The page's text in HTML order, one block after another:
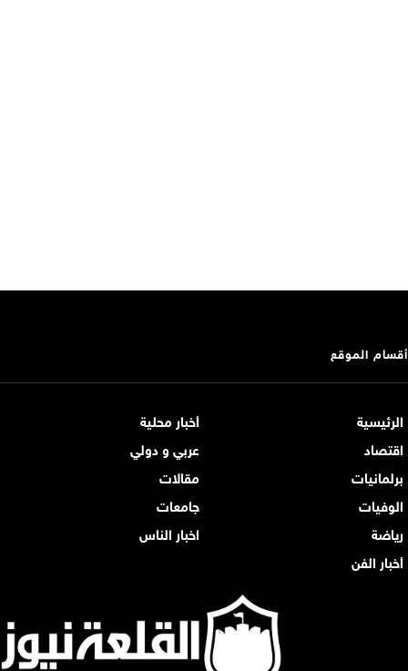
أقسام الموقع
الرئيسية
أخبار محلية
اقتصاد
عربي و دولي
برلمانيات
مقالات
الوفيات
جامعات
رياضة
اخبار الناس
أخبار الفن